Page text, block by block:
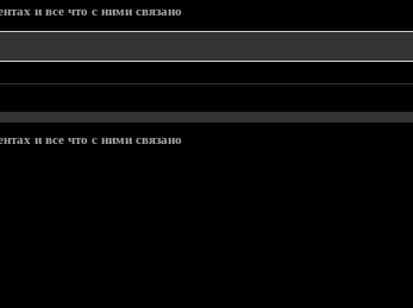
и все что с ними связано
и все что с ними связано